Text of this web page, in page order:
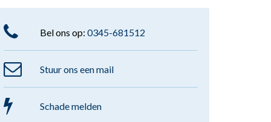
Bel ons op: 0345-681512
Stuur ons een mail
Schade melden